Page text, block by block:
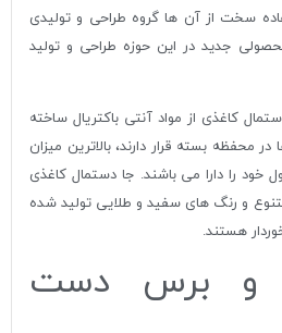
سخت از آن ها گروه طراحی و تولیدی
جدید در این حوزه طراحی و تولید
کاغذی از مواد آنتی باکتریال ساخته
بسته قرار دارند، بالاترین میزان
را دارا می باشند. جا دستمال کاغذی
و رنگ های سفید و طلایی تولید شده
هستند.
و برس دست